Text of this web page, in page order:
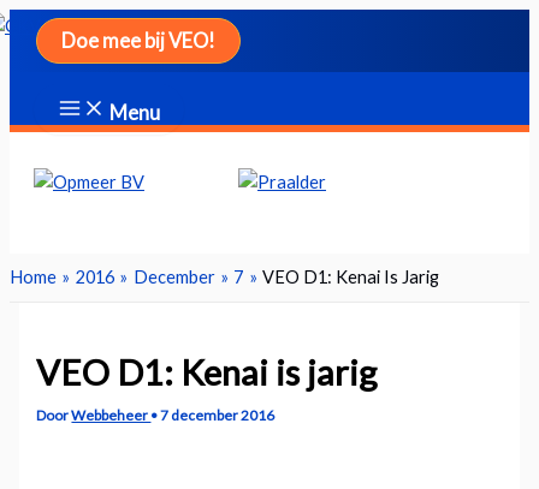
Ga
naar
inhoud
Doe mee bij VEO!
Menu
Home 2016 December 7 VEO D1: Kenai Is Jarig
VEO D1: Kenai is jarig
DoorWebbeheer •7 december 2016